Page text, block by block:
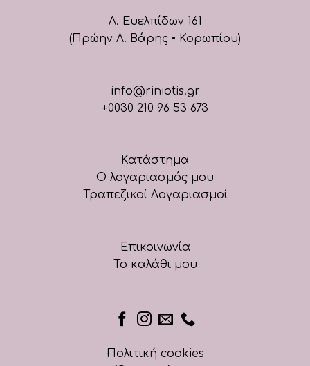
Λ. Ευελπίδων 161
(Πρώην Λ. Βάρης • Κορωπίου)
info@riniotis.gr
+0030 210 96 53 673
Κατάστημα
Ο λογαριασμός μου
Τραπεζικοί Λογαριασμοί
Επικοινωνία
Το καλάθι μου
Πολιτική cookies